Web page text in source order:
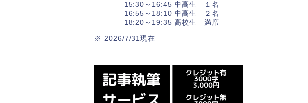
15:30～16:45 中高生 １名
16:55～18:10 中高生 ２名
18:20～19:35 高校生 満席
※ 2026/7/31現在